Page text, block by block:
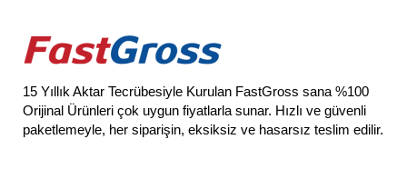
15 Yıllık Aktar Tecrübesiyle Kurulan FastGross sana %100
Orijinal Ürünleri çok uygun fiyatlarla sunar. Hızlı ve güvenli
paketlemeyle, her siparişin, eksiksiz ve hasarsız teslim edilir.